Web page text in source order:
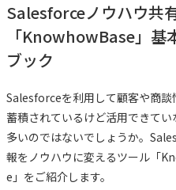
Salesforceノウハウ共
「KnowhowBase」基
ブック
Salesforceを利用して顧客や商談
蓄積されているけど活用できてい
多いのではないでしょうか。
報をノウハウに変えるツール「
e」をご紹介します。